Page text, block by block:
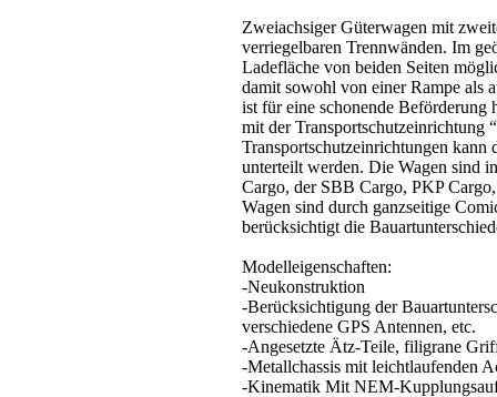
Zweiachsiger Güterwagen mit
verriegelbaren Trennwänden. Im
Ladefläche von beiden Seiten
damit sowohl von einer Rampe als
ist für eine schonende
mit der Transportschutzeinrichtung
Transportschutzeinrichtungen kann
unterteilt werden. Die Wagen sind
Cargo, der SBB Cargo, PKP
Wagen sind durch ganzseitige
berücksichtigt die
Modelleigenschaften:
-Neukonstruktion
-Berücksichtigung der
verschiedene GPS Antennen, etc.
-Angesetzte Ätz-Teile, filigrane
-Metallchassis mit leichtlaufenden
-Kinematik Mit NEM-